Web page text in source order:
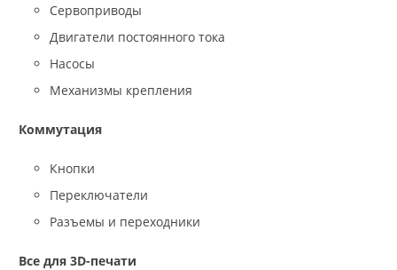
Сервоприводы
Двигатели постоянного тока
Насосы
Механизмы крепления
Коммутация
Кнопки
Переключатели
Разъемы и переходники
Все для 3D-печати